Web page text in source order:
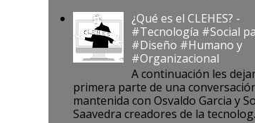
¿Qué es el CLEHES? -
#Tecnología #Social
#Diseño #Humano y
#Organizacional
A continuación les
primera parte de una
mantenida con Osvaldo Garcia y
Saavedra creadores de la